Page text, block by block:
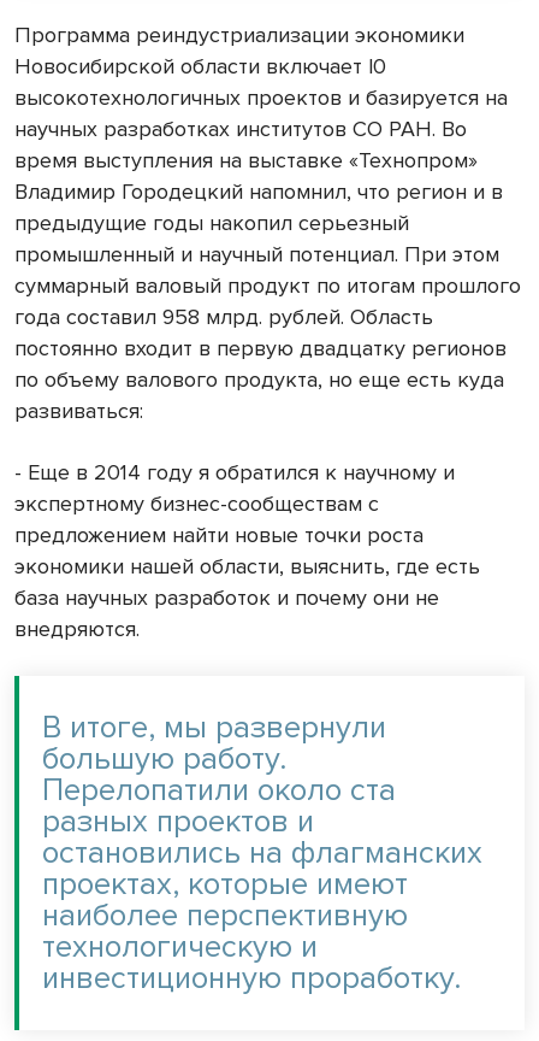
Программа реиндустриализации экономики
Новосибирской области включает l0
высокотехнологичных проектов и базируется на
научных разработках институтов СО РАН. Во
время выступления на выставке «Технопром»
Владимир Городецкий напомнил, что регион и в
предыдущие годы накопил серьезный
промышленный и научный потенциал. При этом
суммарный валовый продукт по итогам прошлого
года составил 958 млрд. рублей. Область
постоянно входит в первую двадцатку регионов
по объему валового продукта, но еще есть куда
развиваться:
- Еще в 2014 году я обратился к научному и
экспертному бизнес-сообществам с
предложением найти новые точки роста
экономики нашей области, выяснить, где есть
база научных разработок и почему они не
внедряются.
В итоге, мы развернули
большую работу.
Перелопатили около ста
разных проектов и
остановились на флагманских
проектах, которые имеют
наиболее перспективную
технологическую и
инвестиционную проработку.